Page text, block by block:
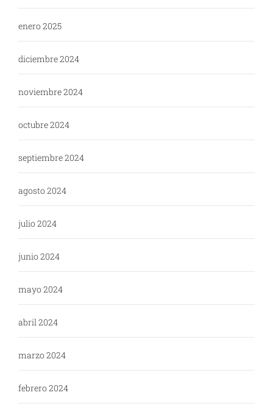
enero 2025
diciembre 2024
noviembre 2024
octubre 2024
septiembre 2024
agosto 2024
julio 2024
junio 2024
mayo 2024
abril 2024
marzo 2024
febrero 2024